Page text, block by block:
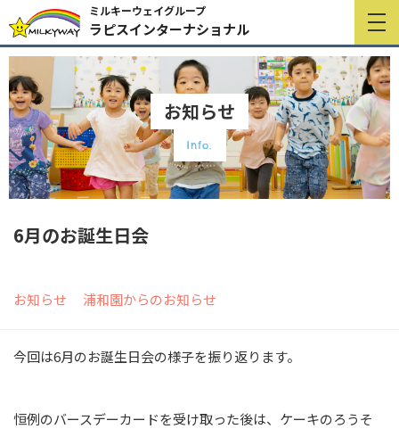
ミルキーウェイグループ
ラピスインターナショナル
お知らせ
Info.
6月のお誕生日会
お知らせ 浦和園からのお知らせ
今回は6月のお誕生日会の様子を振り返ります。
恒例のバースデーカードを受け取った後は、ケーキのろうそ